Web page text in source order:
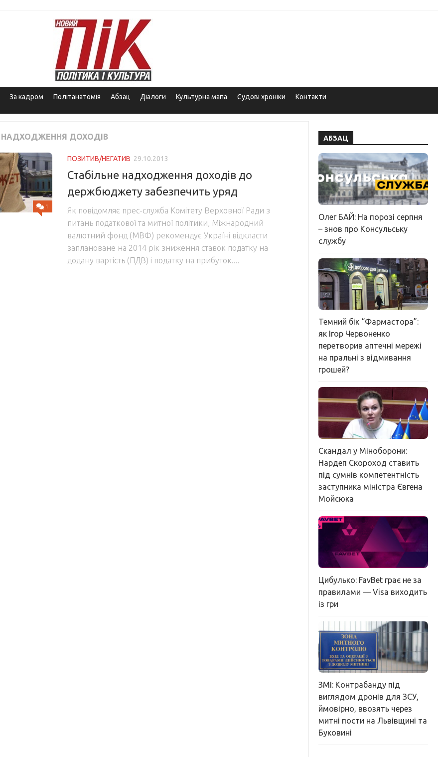
За кадром Політанатомія Абзац Діалоги Культурна мапа Судові хроніки Контакти
НАДХОДЖЕННЯ ДОХОДІВ
1
ПОЗИТИВ/НЕГАТИВ 29.10.2013
Стабільне надходження доходів до
держбюджету забезпечить уряд
Як повідомляє прес-служба Комітету Верховної Ради з
питань податкової та митної політики, Міжнародний
валютний фонд (МВФ) рекомендує Україні відкласти
заплановане на 2014 рік зниження ставок податку на
додану вартість (ПДВ) і податку на прибуток....
АБЗАЦ
Олег БАЙ: На порозі серпня
– знов про Консульську
службу
Темний бік “Фармастора”:
як Ігор Червоненко
перетворив аптечні мережі
на пральні з відмивання
грошей?
Скандал у Міноборони:
Нардеп Скороход ставить
під сумнів компетентність
заступника міністра Євгена
Мойсюка
Цибулько: FavBet грає не за
правилами — Visa виходить
із гри
ЗМІ: Контрабанду під
виглядом дронів для ЗСУ,
ймовірно, ввозять через
митні пости на Львівщині та
Буковині